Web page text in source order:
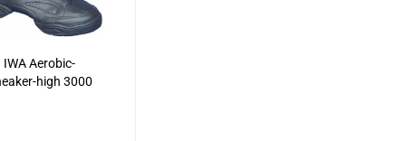
IWA Aerobic-
high 3000